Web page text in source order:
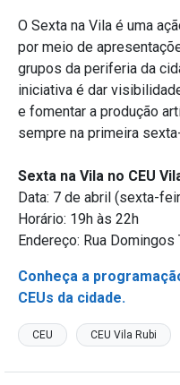
O Sexta na Vila é uma
por meio de
grupos da periferia da
iniciativa é dar
e fomentar a produção
sempre na primeira
Sexta na Vila no CEU
Data: 7 de abril (sexta-
Horário: 19h às 22h
Endereço: Rua
Conheça a
CEUs da cidade.
CEU CEU Vila Rubi